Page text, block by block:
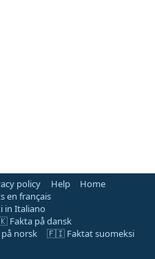
policy Help
Home
en français
Italiano
Fakta på dansk
norsk
🇫🇮 Faktat suomeksi